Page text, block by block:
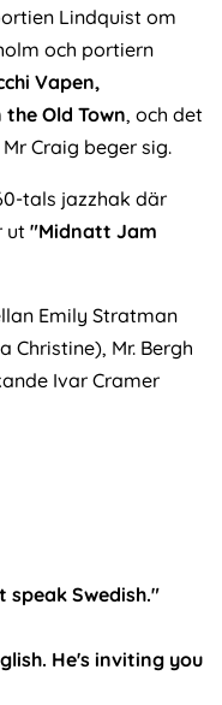
Lindquist om
och portiern
Vapen,
Old Town, och det
Craig beger sig.
tals jazzhak där
ut"Midnatt Jam
Emily Stratman
Christine), Mr. Bergh
Ivar Cramer
speak Swedish."
He's inviting you